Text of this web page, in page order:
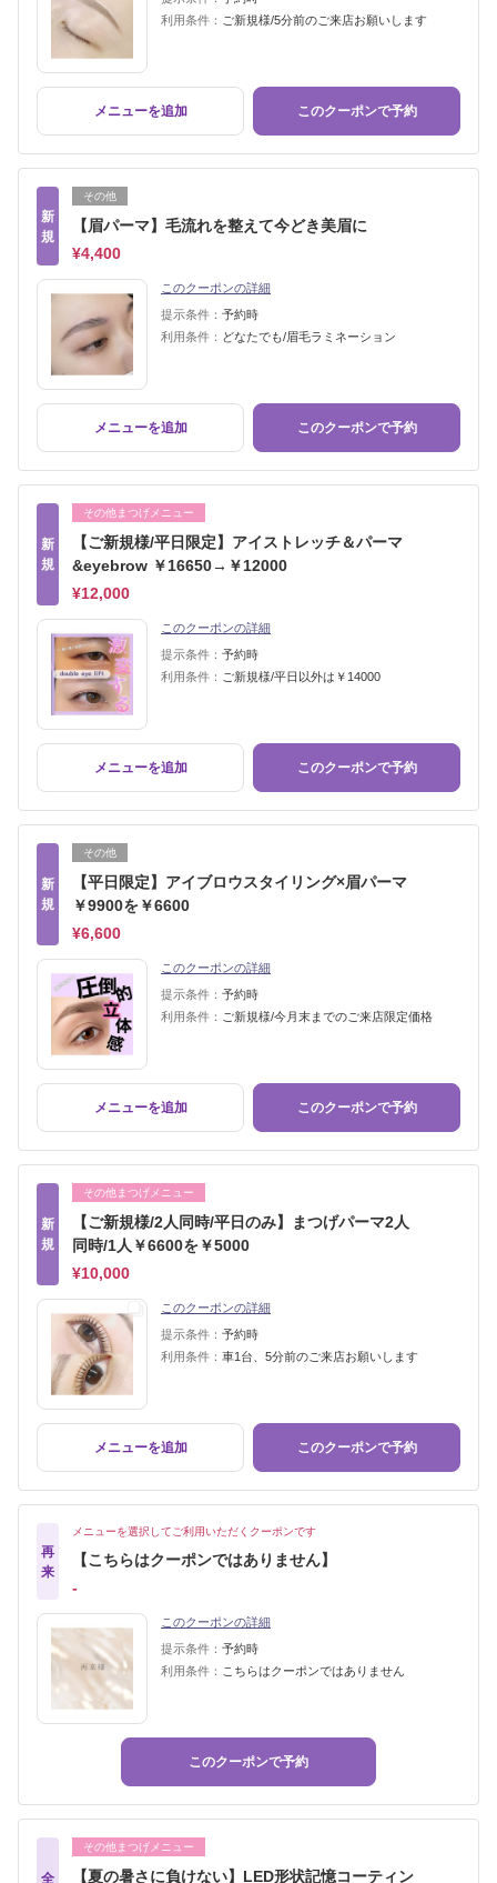
利用条件： ご新規様/5分前のご来店お願いします
メニューを追加 このクーポンで予約
新
規
その他
【眉パーマ】毛流れを整えて今どき美眉に
¥4,400
このクーポンの詳細
提示条件： 予約時
利用条件： どなたでも/眉毛ラミネーション
メニューを追加 このクーポンで予約
新
規
その他まつげメニュー
【ご新規様/平日限定】アイストレッチ＆パーマ
&eyebrow ￥16650→￥12000
¥12,000
このクーポンの詳細
提示条件： 予約時
利用条件： ご新規様/平日以外は￥14000
メニューを追加 このクーポンで予約
新
規
その他
【平日限定】アイブロウスタイリング×眉パーマ
￥9900を￥6600
¥6,600
このクーポンの詳細
提示条件： 予約時
利用条件： ご新規様/今月末までのご来店限定価格
メニューを追加 このクーポンで予約
新
規
その他まつげメニュー
【ご新規様/2人同時/平日のみ】まつげパーマ2人
同時/1人￥6600を￥5000
¥10,000
このクーポンの詳細
提示条件： 予約時
利用条件： 車1台、5分前のご来店お願いします
メニューを追加 このクーポンで予約
再
来
メニューを選択してご利用いただくクーポンです
【こちらはクーポンではありません】
‐
このクーポンの詳細
提示条件： 予約時
利用条件： こちらはクーポンではありません
このクーポンで予約
全
その他まつげメニュー
【夏の暑さに負けない】LED形状記憶コーティン